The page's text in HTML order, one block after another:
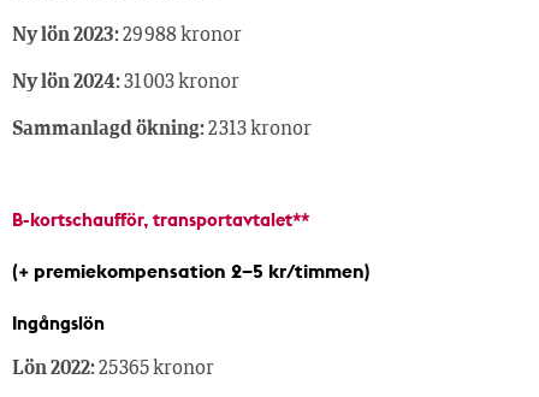
Ny lön 2023:29 988 kronor
Ny lön 2024:31 003 kronor
Sammanlagd ökning:2 313 kronor
B-kortschaufför, transportavtalet**
(+ premiekompensation 2–5 kr/timmen)
Ingångslön
Lön 2022:25 365 kronor